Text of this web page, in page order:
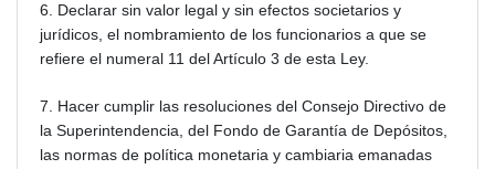
6. Declarar sin valor legal y sin efectos societarios y
jurídicos, el nombramiento de los funcionarios a que se
refiere el numeral 11 del Artículo 3 de esta Ley.
7. Hacer cumplir las resoluciones del Consejo Directivo de
la Superintendencia, del Fondo de Garantía de Depósitos,
las normas de política monetaria y cambiaria emanadas